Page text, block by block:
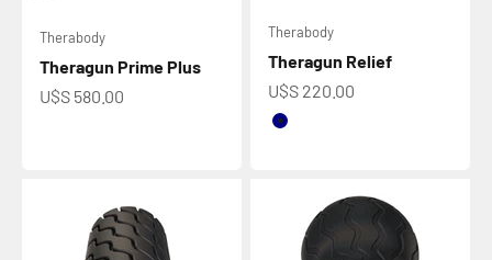
Therabody
Theragun Prime Plus
Precio de oferta
U$S 580.00
Therabody
Theragun Relief
Precio de oferta
U$S 220.00
Color
Navy